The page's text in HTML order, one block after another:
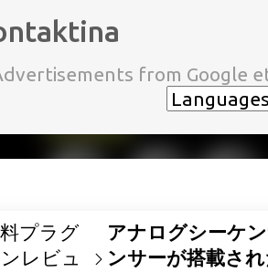
from Google
プラグ
レビュ
アナログシーケ
ンサーが搭載さ